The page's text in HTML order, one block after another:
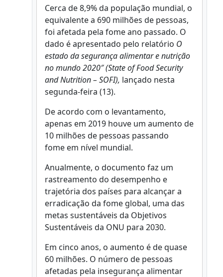
Cerca de 8,9% da população mundial, o
equivalente a 690 milhões de pessoas,
foi afetada pela fome ano passado. O
dado é apresentado pelo relatório O
estado da segurança alimentar e nutrição
no mundo 2020″ (State of Food Security
and Nutrition – SOFI), lançado nesta
segunda-feira (13).
De acordo com o levantamento,
apenas em 2019 houve um aumento de
10 milhões de pessoas passando
fome em nível mundial.
Anualmente, o documento faz um
rastreamento do desempenho e
trajetória dos países para alcançar a
erradicação da fome global, uma das
metas sustentáveis da Objetivos
Sustentáveis da ONU para 2030.
Em cinco anos, o aumento é de quase
60 milhões. O número de pessoas
afetadas pela insegurança alimentar